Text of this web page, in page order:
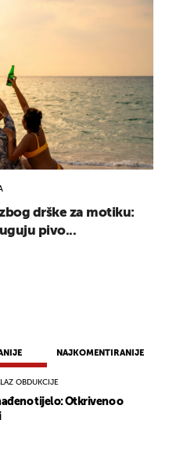
NAJKOMENTIRANIJE
OBDUKCIJE
tijelo: Otkriveno o
drške za motiku:
pivo...